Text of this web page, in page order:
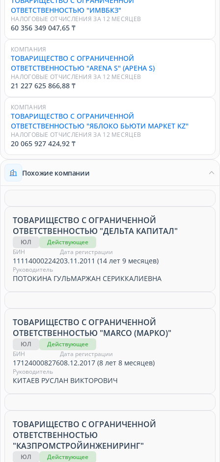
ОТВЕТСТВЕННОСТЬЮ "ИМВБКЗ"
НАЛОГОВЫЕ ОТЧИСЛЕНИЯ ЗА 12 МЕСЯЦЕВ
60 356 349 047,65 ₸
КОМПАНИЯ
ТОВАРИЩЕСТВО С ОГРАНИЧЕННОЙ
ОТВЕТСТВЕННОСТЬЮ "ARENA S" (АРЕНА S)
НАЛОГОВЫЕ ОТЧИСЛЕНИЯ ЗА 12 МЕСЯЦЕВ
21 227 625 866,88 ₸
КОМПАНИЯ
ТОВАРИЩЕСТВО С ОГРАНИЧЕННОЙ
ОТВЕТСТВЕННОСТЬЮ "ЯБЛОКО БЬЮТИ МАРКЕТ KZ"
НАЛОГОВЫЕ ОТЧИСЛЕНИЯ ЗА 12 МЕСЯЦЕВ
20 065 927 424,92 ₸
Похожие компании
ТОВАРИЩЕСТВО С ОГРАНИЧЕННОЙ
ОТВЕТСТВЕННОСТЬЮ "ДЕЛЬТА КАПИТАЛ"
ЮЛ
Действующее
БИН
111140002242
Дата регистрации
03.11.2011 (14 лет 9 месяцев)
Руководитель
ПОТОКИНА ГУЛЬМАРЖАН СЕРИККАЛИЕВНА
ТОВАРИЩЕСТВО С ОГРАНИЧЕННОЙ
ОТВЕТСТВЕННОСТЬЮ "MARCO (МАРКО)"
ЮЛ
Действующее
БИН
171240008276
Дата регистрации
08.12.2017 (8 лет 8 месяцев)
Руководитель
КИТАЕВ РУСЛАН ВИКТОРОВИЧ
ТОВАРИЩЕСТВО С ОГРАНИЧЕННОЙ
ОТВЕТСТВЕННОСТЬЮ
"КАЗПРОМСТРОЙИНЖЕНИРИНГ"
ЮЛ
Действующее